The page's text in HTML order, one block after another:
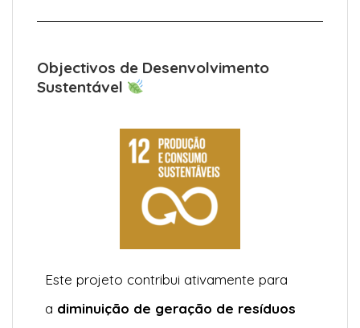
Objectivos de Desenvolvimento
Sustentável
Este projeto contribui ativamente para
a diminuição de geração de resíduos